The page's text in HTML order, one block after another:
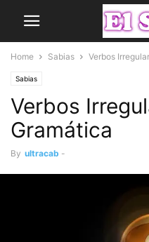
Home Sabias Verbos
Sabias
Verbos
Gramática
By ultracab -